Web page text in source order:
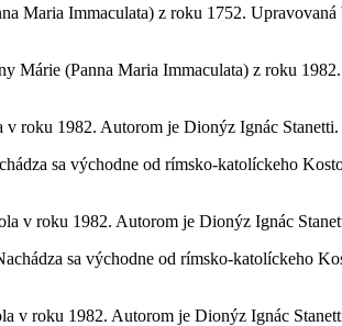
Maria Immaculata) z roku 1752.
Márie (Panna Maria Immaculata) z roku
roku 1982. Autorom je Dionýz Ignác
sa východne od rímsko-katolíckeho
v roku 1982. Autorom je Dionýz Ignác
sa východne od rímsko-katolíckeho
v roku 1982. Autorom je Dionýz Ignác